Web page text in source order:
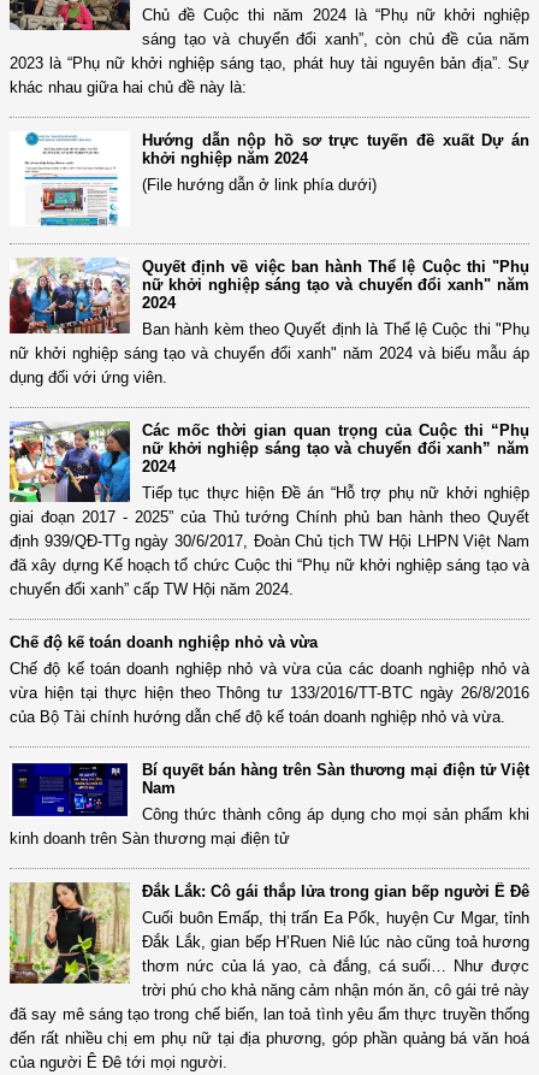
Chủ đề Cuộc thi năm 2024 là “Phụ nữ khởi nghiệp
sáng tạo và chuyển đổi xanh”, còn chủ đề của năm
2023 là “Phụ nữ khởi nghiệp sáng tạo, phát huy tài nguyên bản địa”. Sự
khác nhau giữa hai chủ đề này là:
Hướng dẫn nộp hồ sơ trực tuyến đề xuất Dự án
khởi nghiệp năm 2024
(File hướng dẫn ở link phía dưới)
Quyết định về việc ban hành Thể lệ Cuộc thi "Phụ
nữ khởi nghiệp sáng tạo và chuyển đổi xanh" năm
2024
Ban hành kèm theo Quyết định là Thể lệ Cuộc thi "Phụ
nữ khởi nghiệp sáng tạo và chuyển đổi xanh" năm 2024 và biểu mẫu áp
dụng đối với ứng viên.
Các mốc thời gian quan trọng của Cuộc thi “Phụ
nữ khởi nghiệp sáng tạo và chuyển đổi xanh” năm
2024
Tiếp tục thực hiện Đề án “Hỗ trợ phụ nữ khởi nghiệp
giai đoạn 2017 - 2025” của Thủ tướng Chính phủ ban hành theo Quyết
định 939/QĐ-TTg ngày 30/6/2017, Đoàn Chủ tịch TW Hội LHPN Việt Nam
đã xây dựng Kế hoạch tổ chức Cuộc thi “Phụ nữ khởi nghiệp sáng tạo và
chuyển đổi xanh” cấp TW Hội năm 2024.
Chế độ kế toán doanh nghiệp nhỏ và vừa
Chế độ kế toán doanh nghiệp nhỏ và vừa của các doanh nghiệp nhỏ và
vừa hiện tại thực hiện theo Thông tư 133/2016/TT-BTC ngày 26/8/2016
của Bộ Tài chính hướng dẫn chế độ kế toán doanh nghiệp nhỏ và vừa.
Bí quyết bán hàng trên Sàn thương mại điện tử Việt
Nam
Công thức thành công áp dụng cho mọi sản phẩm khi
kinh doanh trên Sàn thương mại điện tử
Đắk Lắk: Cô gái thắp lửa trong gian bếp người Ê Đê
Cuối buôn Emấp, thị trấn Ea Pốk, huyện Cư Mgar, tỉnh
Đắk Lắk, gian bếp H’Ruen Niê lúc nào cũng toả hương
thơm nức của lá yao, cà đắng, cá suối… Như được
trời phú cho khả năng cảm nhận món ăn, cô gái trẻ này
đã say mê sáng tạo trong chế biến, lan toả tình yêu ẩm thực truyền thống
đến rất nhiều chị em phụ nữ tại địa phương, góp phần quảng bá văn hoá
của người Ê Đê tới mọi người.